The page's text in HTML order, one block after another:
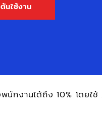
นใช้งาน
รถใน
Zoho